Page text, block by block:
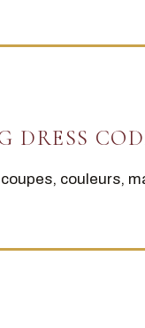
DRESS
couleurs,